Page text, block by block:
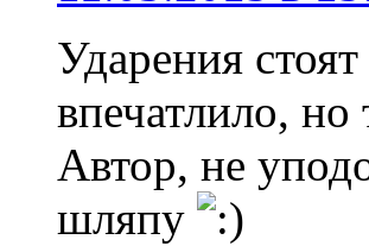
Ударения
впечатлило, но
Автор, не
шляпу